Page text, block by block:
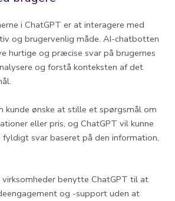
i ChatGPT er at interagere med
og brugervenlig måde. AI-chatbotten
hurtige og præcise svar på brugernes
og forstå konteksten af det
kunde ønske at stille et spørgsmål om
eller pris, og ChatGPT vil kunne
svar baseret på den information,
virksomheder benytte ChatGPT til at
og -support uden at